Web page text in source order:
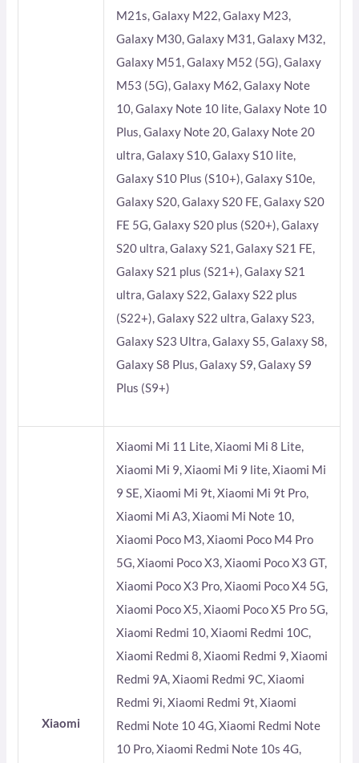
M21s, Galaxy M22, Galaxy M23,
Galaxy M30, Galaxy M31, Galaxy M32,
Galaxy M51, Galaxy M52 (5G), Galaxy
M53 (5G), Galaxy M62, Galaxy Note
10, Galaxy Note 10 lite, Galaxy Note 10
Plus, Galaxy Note 20, Galaxy Note 20
ultra, Galaxy S10, Galaxy S10 lite,
Galaxy S10 Plus (S10+), Galaxy S10e,
Galaxy S20, Galaxy S20 FE, Galaxy S20
FE 5G, Galaxy S20 plus (S20+), Galaxy
S20 ultra, Galaxy S21, Galaxy S21 FE,
Galaxy S21 plus (S21+), Galaxy S21
ultra, Galaxy S22, Galaxy S22 plus
(S22+), Galaxy S22 ultra, Galaxy S23,
Galaxy S23 Ultra, Galaxy S5, Galaxy S8,
Galaxy S8 Plus, Galaxy S9, Galaxy S9
Plus (S9+)
Xiaomi
Xiaomi Mi 11 Lite, Xiaomi Mi 8 Lite,
Xiaomi Mi 9, Xiaomi Mi 9 lite, Xiaomi Mi
9 SE, Xiaomi Mi 9t, Xiaomi Mi 9t Pro,
Xiaomi Mi A3, Xiaomi Mi Note 10,
Xiaomi Poco M3, Xiaomi Poco M4 Pro
5G, Xiaomi Poco X3, Xiaomi Poco X3 GT,
Xiaomi Poco X3 Pro, Xiaomi Poco X4 5G,
Xiaomi Poco X5, Xiaomi Poco X5 Pro 5G,
Xiaomi Redmi 10, Xiaomi Redmi 10C,
Xiaomi Redmi 8, Xiaomi Redmi 9, Xiaomi
Redmi 9A, Xiaomi Redmi 9C, Xiaomi
Redmi 9i, Xiaomi Redmi 9t, Xiaomi
Redmi Note 10 4G, Xiaomi Redmi Note
10 Pro, Xiaomi Redmi Note 10s 4G,